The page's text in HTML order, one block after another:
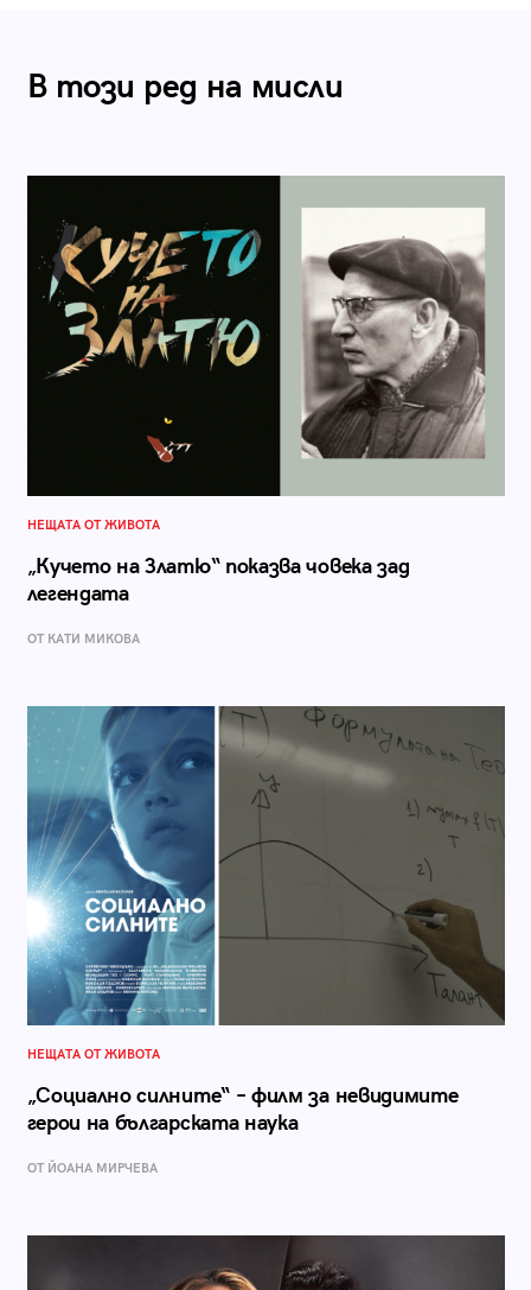
В този ред на мисли
НЕЩАТА ОТ ЖИВОТА
„Кучето на Златю“ показва човека зад
легендата
ОТ КАТИ МИКОВА
НЕЩАТА ОТ ЖИВОТА
„Социално силните“ – филм за невидимите
герои на българската наука
ОТ ЙОАНА МИРЧЕВА